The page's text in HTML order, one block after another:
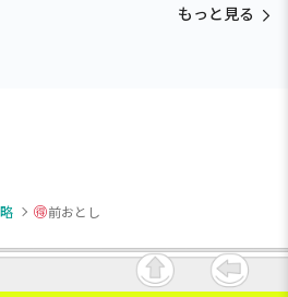
もっと見る
前おとし